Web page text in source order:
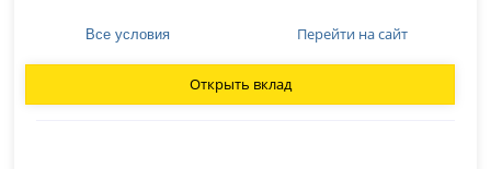
Все условия Перейти на сайт
Открыть вклад